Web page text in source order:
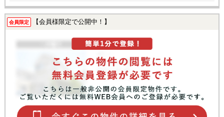
会員限定 【会員様限定で公開中！】